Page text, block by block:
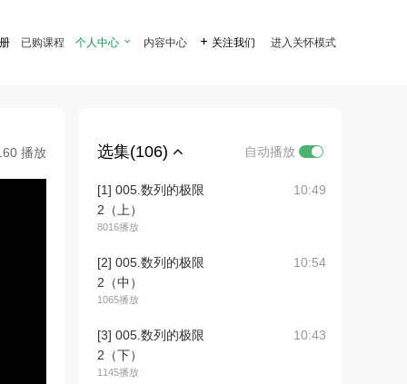
已购课程 个人中心  内容中心  关注我们 进入关怀模式
播放 选集(106) 自动播放
[1] 005.数列的极限
2（上）
8016播放
10:49
[2] 005.数列的极限
2（中）
1065播放
10:54
[3] 005.数列的极限
2（下）
1145播放
10:43